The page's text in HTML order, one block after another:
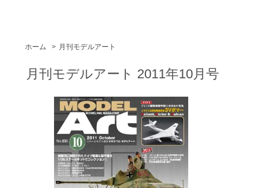
ホーム > 月刊モデルアート
月刊モデルアート 2011年10月号